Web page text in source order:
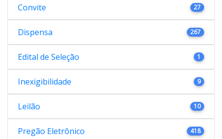
Convite 27
Dispensa 267
Edital de Seleção 1
Inexigibilidade 9
Leilão 10
Pregão Eletrônico 418